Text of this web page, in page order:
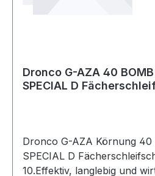
Dronco G-AZA 40
SPECIAL D
Dronco G-AZA Körnung 40
SPECIAL D
10.Effektiv, langlebig und